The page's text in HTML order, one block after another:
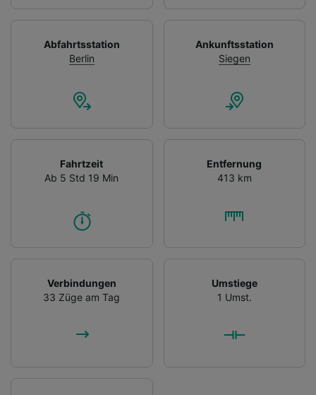
Abfahrtsstation
Berlin
Ankunftsstation
Siegen
Fahrtzeit
Ab 5 Std 19 Min
Entfernung
413 km
Verbindungen
33 Züge am Tag
Umstiege
1 Umst.